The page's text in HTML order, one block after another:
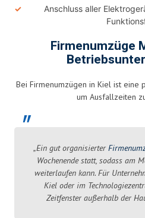
Anschluss aller
Firmenumzüge
Bei Firmenumzügen in Kiel ist eine
um Ausfallzeiten
„Ein gut organisierter
Wochenende statt, sodass am
weiterlaufen kann. Für
Kiel oder im
Zeitfenster außerhalb der